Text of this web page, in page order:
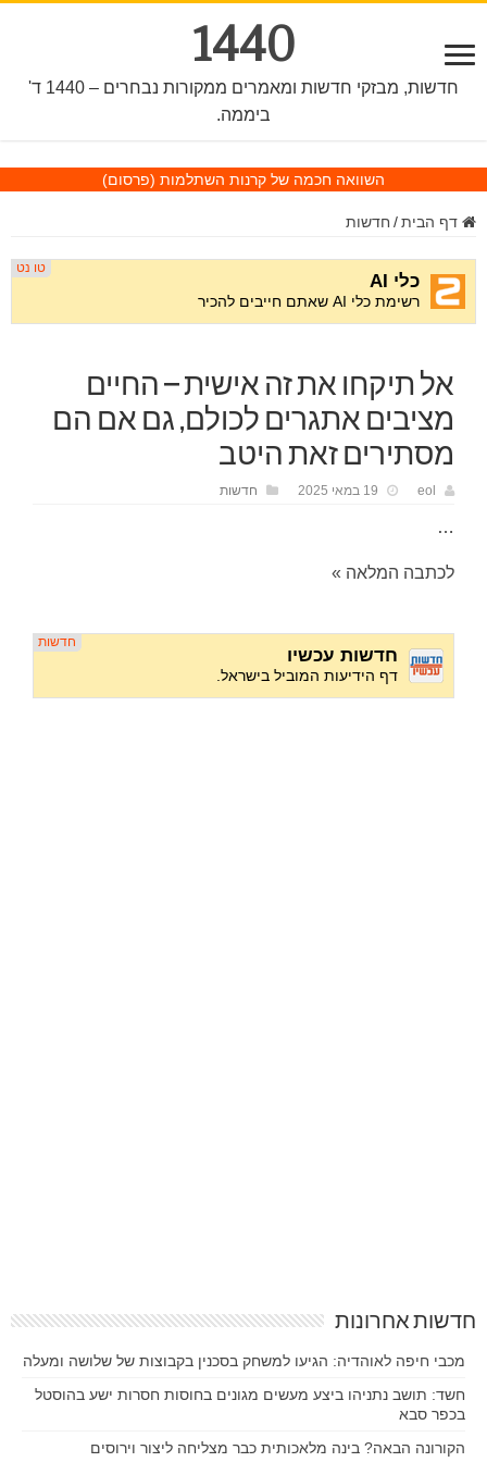
1440
חדשות, מבזקי חדשות ומאמרים ממקורות נבחרים – 1440 ד'
ביממה.
השוואה חכמה של קרנות השתלמות (פרסום)
דף הבית / חדשות
אל תיקחו את זה אישית – החיים
מציבים אתגרים לכולם, גם אם הם
מסתירים זאת היטב
eol 19 במאי 2025 חדשות
…
לכתבה המלאה »
חדשות אחרונות
מכבי חיפה לאוהדיה: הגיעו למשחק בסכנין בקבוצות של שלושה ומעלה
חשד: תושב נתניהו ביצע מעשים מגונים בחוסות חסרות ישע בהוסטל
בכפר סבא
הקורונה הבאה? בינה מלאכותית כבר מצליחה ליצור וירוסים